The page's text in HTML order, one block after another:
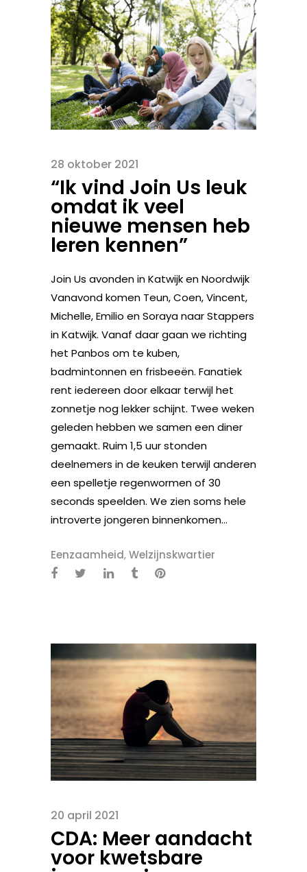
28 oktober 2021
“Ik vind Join Us leuk
omdat ik veel
nieuwe mensen heb
leren kennen”
Join Us avonden in Katwijk en Noordwijk
Vanavond komen Teun, Coen, Vincent,
Michelle, Emilio en Soraya naar Stappers
in Katwijk. Vanaf daar gaan we richting
het Panbos om te kuben,
badmintonnen en frisbeeën. Fanatiek
rent iedereen door elkaar terwijl het
zonnetje nog lekker schijnt. Twee weken
geleden hebben we samen een diner
gemaakt. Ruim 1,5 uur stonden
deelnemers in de keuken terwijl anderen
een spelletje regenwormen of 30
seconds speelden. We zien soms hele
introverte jongeren binnenkomen...
Eenzaamheid,Welzijnskwartier
20 april 2021
CDA: Meer aandacht
voor kwetsbare